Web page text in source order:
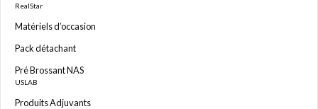
RealStar
Matériels d’occasion
Pack détachant
Pré Brossant NAS
USLAB
Produits Adjuvants